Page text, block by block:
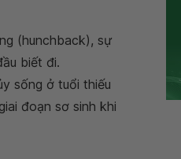
(hunchback), sự
biết đi.
sống ở tuổi thiếu
đoạn sơ sinh khi